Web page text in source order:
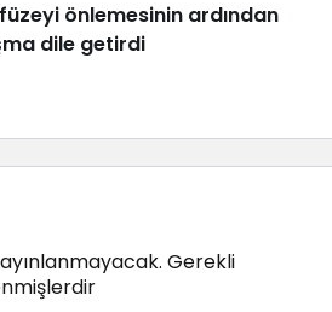
füzeyi önlemesinin ardından
dile getirdi
Gerekli